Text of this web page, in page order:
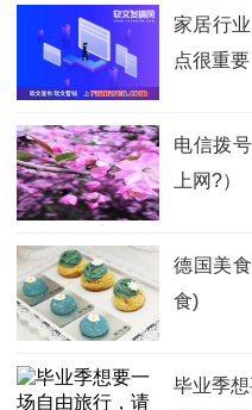
家居行
点很重要
电信拨
上网?）
德国美
食)
毕业季